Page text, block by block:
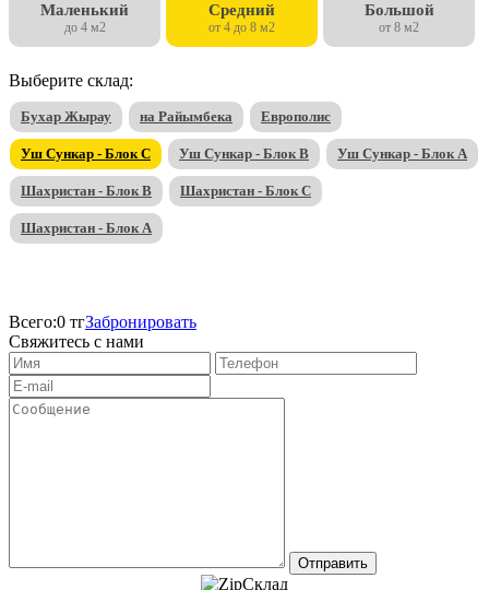
Маленький
до 4 м2
Средний
от 4 до 8 м2
Большой
от 8 м2
Выберите склад:
Бухар Жырау на Райымбека Европолис
Уш Сункар - Блок C Уш Сункар - Блок B Уш Сункар - Блок А
Шахристан - Блок B Шахристан - Блок C
Шахристан - Блок А
Всего:0 тгЗабронировать
Свяжитесь с нами